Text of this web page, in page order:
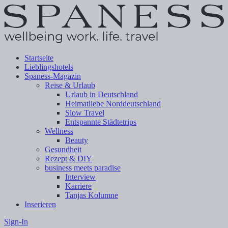
Startseite
Lieblingshotels
Spaness-Magazin
Reise & Urlaub
Urlaub in Deutschland
Heimatliebe Norddeutschland
Slow Travel
Entspannte Städtetrips
Wellness
Beauty
Gesundheit
Rezept & DIY
business meets paradise
Interview
Karriere
Tanjas Kolumne
Inserieren
Sign-In